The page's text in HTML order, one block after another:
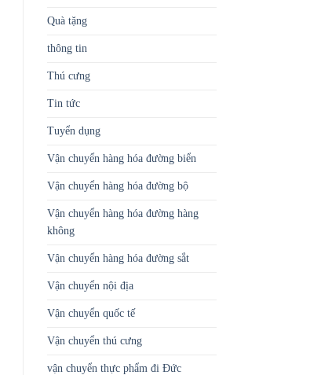
Quà tặng
thông tin
Thú cưng
Tin tức
Tuyển dụng
Vận chuyển hàng hóa đường biển
Vận chuyển hàng hóa đường bộ
Vận chuyển hàng hóa đường hàng
không
Vận chuyển hàng hóa đường sắt
Vận chuyển nội địa
Vận chuyển quốc tế
Vận chuyển thú cưng
vận chuyển thực phẩm đi Đức